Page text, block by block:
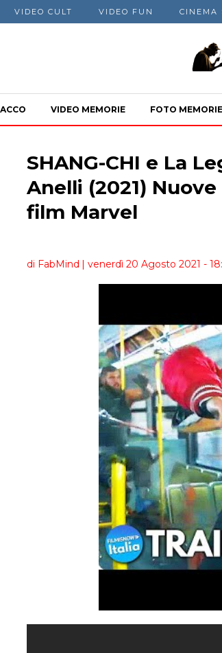
VIDEO CULT VIDEO FUN CINEMA
VIDEO MEMORIE FOTO MEMORIE
SHANG-CHI e La
Anelli (2021)
film Marvel
di FabMind | venerdì 20 Agosto 2021 -